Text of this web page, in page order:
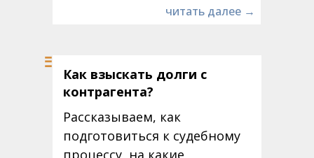
Как взыскать долги с
контрагента?
Рассказываем, как
подготовиться к судебному
процессу, на какие
читать далее →